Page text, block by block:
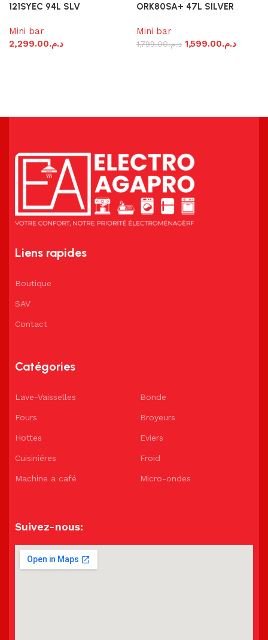
121SYEC 94L SLV
Mini bar
د.م.2,299.00
ORK80SA+ 47L SILVER
Mini bar
د.م.1,799.00 د.م.1,599.00
Liens rapides
Boutique
SAV
Contact
Catégories
Lave-Vaisselles
Fours
Hottes
Cuisiniéres
Machine a café
Bonde
Broyeurs
Eviers
Froid
Micro-ondes
Suivez-nous: